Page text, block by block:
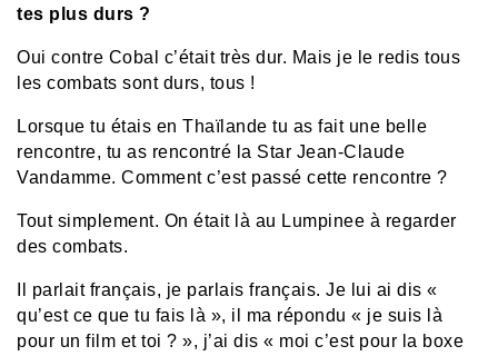
tes plus durs ?
Oui contre Cobal c’était très dur. Mais je le redis tous
les combats sont durs, tous !
Lorsque tu étais en Thaïlande tu as fait une belle
rencontre, tu as rencontré la Star Jean-Claude
Vandamme. Comment c’est passé cette rencontre ?
Tout simplement. On était là au Lumpinee à regarder
des combats.
Il parlait français, je parlais français. Je lui ai dis «
qu’est ce que tu fais là », il ma répondu « je suis là
pour un film et toi ? », j’ai dis « moi c’est pour la boxe